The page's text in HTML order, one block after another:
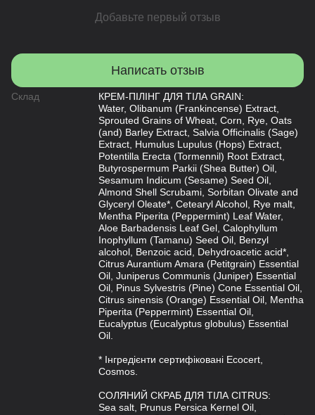
Добавьте первый отзыв
Написать отзыв
Склад
КРЕМ-ПІЛІНГ ДЛЯ ТІЛА GRAIN:
Water, Olibanum (Frankincense) Extract,
Sprouted Grains of Wheat, Corn, Rye, Oats
(and) Barley Extract, Salvia Officinalis (Sage)
Extract, Humulus Lupulus (Hops) Extract,
Potentilla Erecta (Tormennil) Root Extract,
Butyrospermum Parkii (Shea Butter) Oil,
Sesamum Indicum (Sesame) Seed Oil,
Almond Shell Scrubami, Sorbitan Olivate and
Glyceryl Oleate*, Cetearyl Alcohol, Rye malt,
Mentha Piperita (Peppermint) Leaf Water,
Aloe Barbadensis Leaf Gel, Calophyllum
Inophyllum (Tamanu) Seed Oil, Benzyl
alcohol, Benzoic acid, Dehydroacetic acid*,
Citrus Aurantium Amara (Petitgrain) Essential
Oil, Juniperus Communis (Juniper) Essential
Oil, Pinus Sylvestris (Pine) Cone Essential Oil,
Citrus sinensis (Orange) Essential Oil, Mentha
Piperita (Peppermint) Essential Oil,
Eucalyptus (Eucalyptus globulus) Essential
Oil.
* Інгредієнти сертифіковані Ecocert,
Cosmos.
СОЛЯНИЙ СКРАБ ДЛЯ ТІЛА CITRUS:
Sea salt, Prunus Persica Kernel Oil,